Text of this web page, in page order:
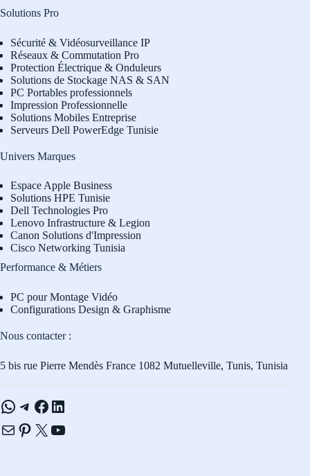
Solutions Pro
Sécurité & Vidéosurveillance IP
Réseaux & Commutation Pro
Protection Électrique & Onduleurs
Solutions de Stockage NAS & SAN
PC Portables professionnels
Impression Professionnelle
Solutions Mobiles Entreprise
Serveurs Dell PowerEdge Tunisie
Univers Marques
Espace Apple Business
Solutions HPE Tunisie
Dell Technologies Pro
Lenovo Infrastructure & Legion
Canon Solutions d'Impression
Cisco Networking Tunisia
Performance & Métiers
PC pour Montage Vidéo
Configurations Design & Graphisme
Nous contacter :
5 bis rue Pierre Mendès France 1082 Mutuelleville, Tunis, Tunisia
WhatsApp
Telegram
Facebook
LinkedIn
E-mailPinterest
X YouTube